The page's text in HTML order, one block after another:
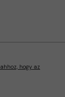
hogy az